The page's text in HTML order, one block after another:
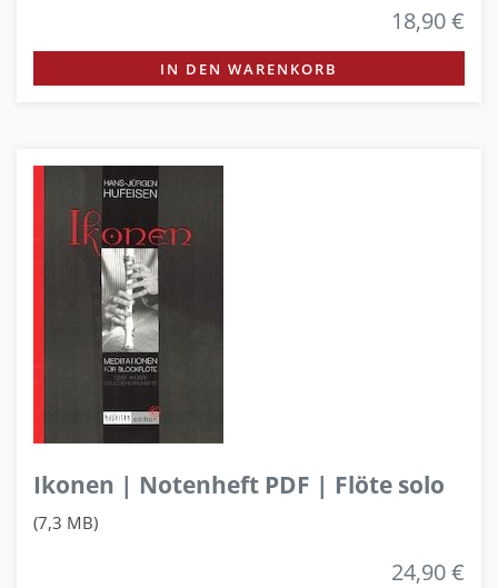
18,90 €
IN DEN WARENKORB
Ikonen | Notenheft PDF | Flöte solo
(7,3 MB)
24,90 €